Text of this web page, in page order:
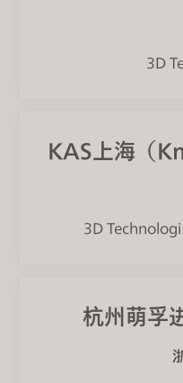
3D
KAS上海（
3D
杭州萌孚